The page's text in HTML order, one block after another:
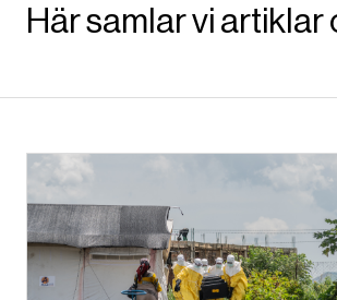
Här samlar vi artiklar